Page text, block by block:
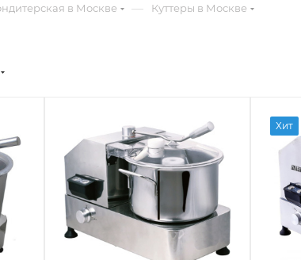
в Москве — Куттеры в Москве
Хит